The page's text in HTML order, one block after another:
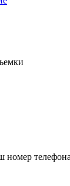
номер